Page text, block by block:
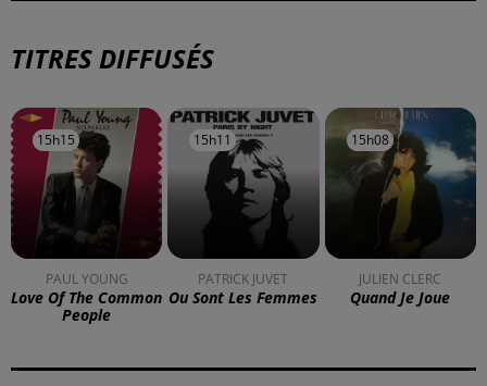
TITRES DIFFUSÉS
15h15
15h15
PAUL YOUNG
Love Of The Common
People
15h11
15h11
PATRICK JUVET
Ou Sont Les Femmes
15h08
15h08
JULIEN CLERC
Quand Je Joue